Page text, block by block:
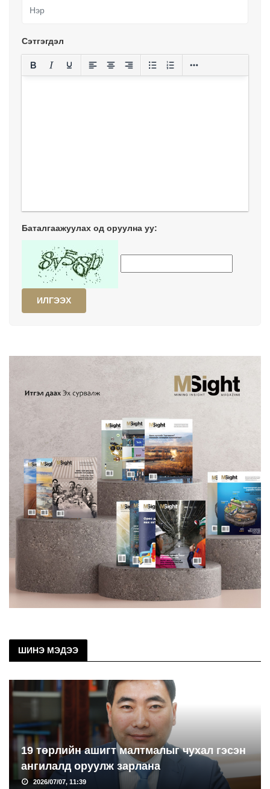
Сэтгэгдэл
Баталгаажуулах од оруулна уу:
ИЛГЭЭХ
ШИНЭ МЭДЭЭ
19 төрлийн ашигт малтмалыг чухал гэсэн
ангилалд оруулж зарлана
2026/07/07, 11:39